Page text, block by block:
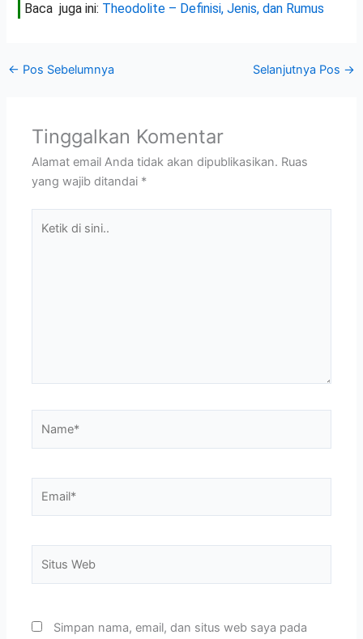
Baca juga ini: Theodolite – Definisi, Jenis, dan Rumus
← Pos Sebelumnya Selanjutnya Pos →
Tinggalkan Komentar
Alamat email Anda tidak akan dipublikasikan. Ruas
yang wajib ditandai *
Web
Simpan nama, email, dan situs web saya pada